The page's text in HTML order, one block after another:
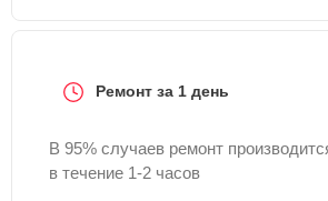
Ремонт за 1 день
В 95% случаев ремонт
в течение 1-2 часов